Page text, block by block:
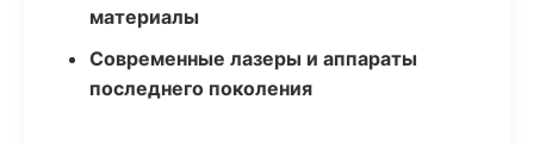
материалы
Современные лазеры и аппараты
последнего поколения